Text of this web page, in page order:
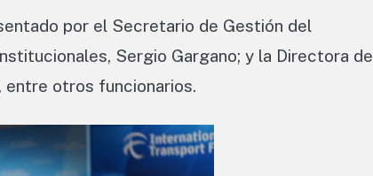
por el Secretario de Gestión del
Sergio Gargano; y la Directora de
entre otros funcionarios.